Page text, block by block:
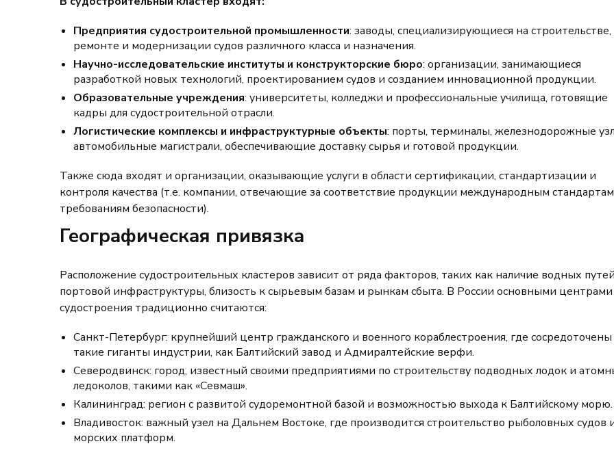
Предприятия судостроительной промышленности: заводы, специализирующиеся на строительстве,
ремонте и модернизации судов различного класса и назначения.
Научно-исследовательские институты и конструкторские бюро: организации, занимающиеся
разработкой новых технологий, проектированием судов и созданием инновационной продукции.
Образовательные учреждения: университеты, колледжи и профессиональные училища, готовящие
кадры для судостроительной отрасли.
Логистические комплексы и инфраструктурные объекты: порты, терминалы, железнодорожные
автомобильные магистрали, обеспечивающие доставку сырья и готовой продукции.
Также сюда входят и организации, оказывающие услуги в области сертификации, стандартизации и
контроля качества (т.е. компании, отвечающие за соответствие продукции международным
требованиям безопасности).
Географическая привязка
Расположение судостроительных кластеров зависит от ряда факторов, таких как наличие водных
портовой инфраструктуры, близость к сырьевым базам и рынкам сбыта. В России основными центрами
судостроения традиционно считаются:
Санкт-Петербург: крупнейший центр гражданского и военного кораблестроения, где сосредоточены
такие гиганты индустрии, как Балтийский завод и Адмиралтейские верфи.
Северодвинск: город, известный своими предприятиями по строительству подводных лодок и
ледоколов, такими как «Севмаш».
Калининград: регион с развитой судоремонтной базой и возможностью выхода к Балтийскому морю.
Владивосток: важный узел на Дальнем Востоке, где производится строительство рыболовных судов
морских платформ.